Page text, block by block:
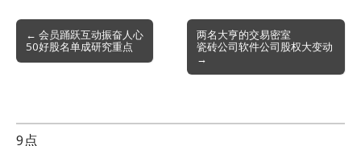
Post
navigation
← 会员踊跃互动振奋人心
50好股名单成研究重点
两名大亨的交易密室
瓷砖公司软件公司股权大变动
→
9点